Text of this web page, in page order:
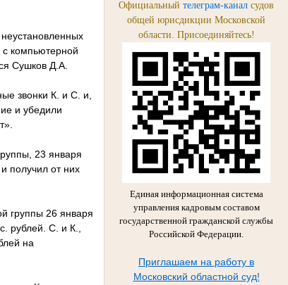
Официальный телеграм-канал судов
общей юрисдикции Московской
области. Присоединяйтесь!
Единая информационная система
управления кадровым составом
государственной гражданской службы
Российской Федерации.
Приглашаем на работу в
Московский областной суд!
с компьютерной
Сушков Д.А.
звонки К. и С. и,
и убедили
23 января
получил от них
группы 26 января
рублей. С. и К.,
на